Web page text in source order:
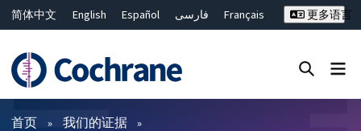
简体中文 English Español فارسی
Français
ไทย
繁體中文
更多语言
过滤
首页 我们的证据